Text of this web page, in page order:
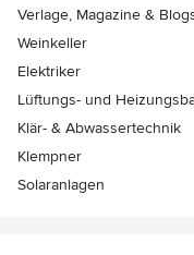
Verlage, Magazine &
Weinkeller
Elektriker
Lüftungs- und
Klär- & Abwassertechnik
Klempner
Solaranlagen